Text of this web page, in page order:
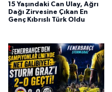
15 Yaşındaki Can Ulay, Ağrı
Dağı Zirvesine Çıkan En
Genç Kıbrıslı Türk Oldu